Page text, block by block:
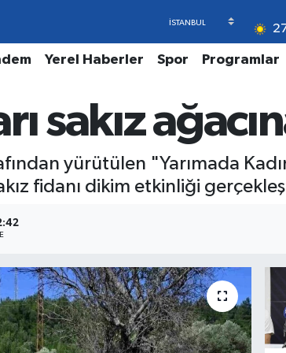
Yerel Haberler Spor Programlar
sakız
yürütülen "Yarımada
fidanı dikim etkinliği